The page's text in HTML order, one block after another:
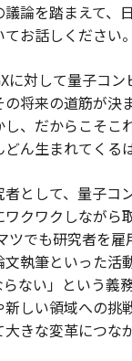
論を踏まえて、
お話しください。
に対して量子コ
将来の道筋が決
、だからこそこ
ん生まれてくる
として、量子コ
クワクしながら
ツでも研究者を
執筆といった活
ない」という義
しい領域への挑
きな変革につな